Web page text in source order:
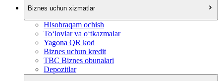
Biznes uchun xizmatlar
Hisobraqam ochish
To‘lovlar va o‘tkazmalar
Yagona QR kod
Biznes uchun kredit
TBC Biznes obunalari
Depozitlar